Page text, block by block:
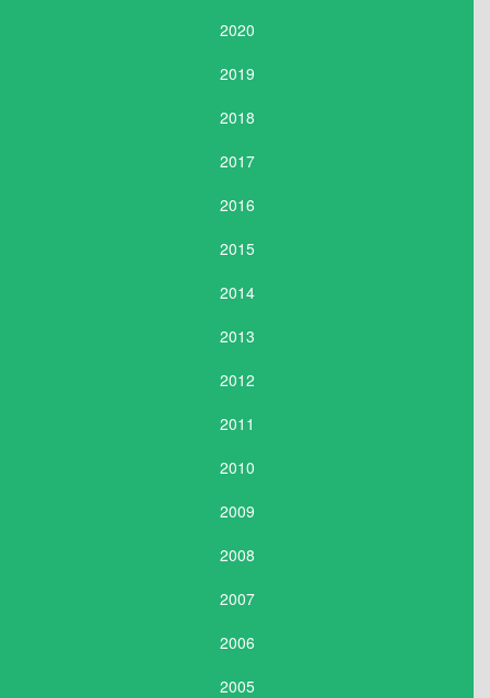
2020
2019
2018
2017
2016
2015
2014
2013
2012
2011
2010
2009
2008
2007
2006
2005